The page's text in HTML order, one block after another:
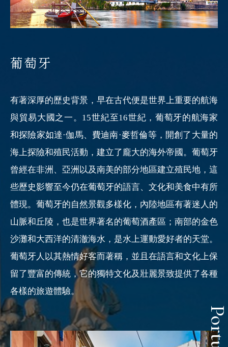
葡萄牙
有著深厚的歷史背景，早在古代便是世界上重要的航海
與貿易大國之一。15世紀至16世紀，葡萄牙的航海家
和探險家如達·伽馬、費迪南·麥哲倫等，開創了大量的
海上探險和殖民活動，建立了龐大的海外帝國。葡萄牙
曾經在非洲、亞洲以及南美的部分地區建立殖民地，這
些歷史影響至今仍在葡萄牙的語言、文化和美食中有所
體現。葡萄牙的自然景觀多樣化，內陸地區有著迷人的
山脈和丘陵，也是世界著名的葡萄酒產區；南部的金色
沙灘和大西洋的清澈海水，是水上運動愛好者的天堂。
葡萄牙人以其熱情好客而著稱，並且在語言和文化上保
留了豐富的傳統，它的獨特文化及壯麗景致提供了各種
各樣的旅遊體驗。